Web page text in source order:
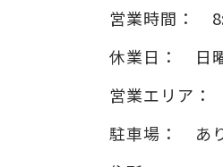
営業時間：
休業日：
日
営業エリア：
駐車場：
あ